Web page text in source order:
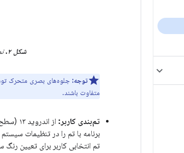
شکل ۲.
توجه: جلوه‌های بصری متحرک
متفاوت باشند.
تم‌بندی کاربر:
برنامه با تم را در تنظیمات
تم انتخابی کاربر برای تعیین رنگ